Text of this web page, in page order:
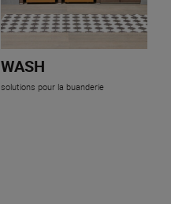
WASH
solutions pour la buanderie